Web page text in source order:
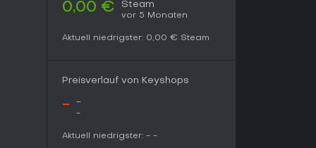
Titel für Indie-Survival-Fans.
0,00 € Steam
vor 5 Monaten
Aktuell niedrigster: 0,00 € Steam
Preisverlauf von Keyshops
- -
-
Aktuell niedrigster: - -